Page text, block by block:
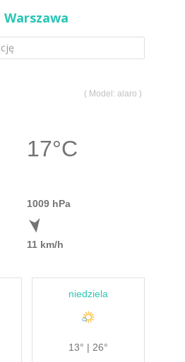
( Model: alaro )
17°C
1009 hPa
11 km/h
niedziela
13° | 26°